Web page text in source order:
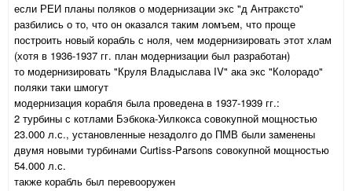
если РЕИ планы поляков о модернизации экс "д Антраксто"
разбились о то, что он оказался таким ломъем, что проще
построить новый корабль с ноля, чем модернизировать этот хлам
(хотя в 1936-1937 гг. план модернизации был разработан)
то модернизировать "Круля Владыслава IV" ака экс "Колорадо"
поляки таки шмогут
модернизация корабля была проведена в 1937-1939 гг.:
2 турбины с котлами Бэбкока-Уилкокса совокупной мощностью
23.000 л.с., установленные незадолго до ПМВ были заменены
двумя новыми турбинами Curtiss-Parsons совокупной мощностью
54.000 л.с.
также корабль был перевооружен